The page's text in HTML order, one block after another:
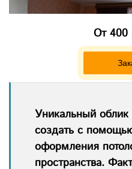
От 400
Уникальный
создать с
оформления
пространства.